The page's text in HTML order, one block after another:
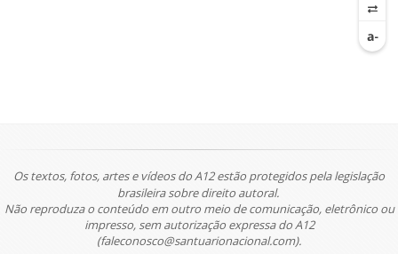
Os textos, fotos, artes e vídeos do A12 estão protegidos pela legislação
brasileira sobre direito autoral.
Não reproduza o conteúdo em outro meio de comunicação, eletrônico ou
impresso, sem autorização expressa do A12
(faleconosco@santuarionacional.com).